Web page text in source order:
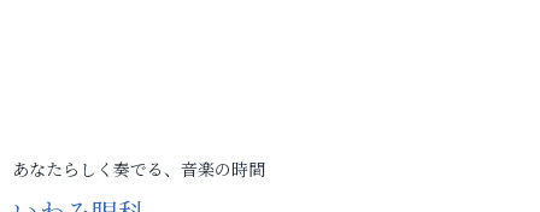
あなたらしく奏でる、音楽の時間